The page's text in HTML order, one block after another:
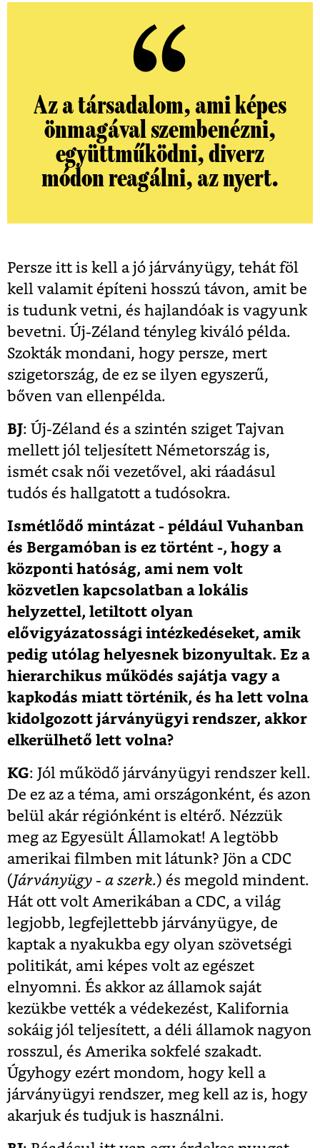
Az a társadalom, ami képes
önmagával szembenézni,
együttműködni, diverz
módon reagálni, az nyert.
Persze itt is kell a jó járványügy, tehát föl
kell valamit építeni hosszú távon, amit be
is tudunk vetni, és hajlandóak is vagyunk
bevetni. Új-Zéland tényleg kiváló példa.
Szokták mondani, hogy persze, mert
szigetország, de ez se ilyen egyszerű,
bőven van ellenpélda.
BJ: Új-Zéland és a szintén sziget Tajvan
mellett jól teljesített Németország is,
ismét csak női vezetővel, aki ráadásul
tudós és hallgatott a tudósokra.
Ismétlődő mintázat - például Vuhanban
és Bergamóban is ez történt -, hogy a
központi hatóság, ami nem volt
közvetlen kapcsolatban a lokális
helyzettel, letiltott olyan
elővigyázatossági intézkedéseket, amik
pedig utólag helyesnek bizonyultak. Ez a
hierarchikus működés sajátja vagy a
kapkodás miatt történik, és ha lett volna
kidolgozott járványügyi rendszer, akkor
elkerülhető lett volna?
KG: Jól működő járványügyi rendszer kell.
De ez az a téma, ami országonként, és azon
belül akár régiónként is eltérő. Nézzük
meg az Egyesült Államokat! A legtöbb
amerikai filmben mit látunk? Jön a CDC
(Járványügy - a szerk.) és megold mindent.
Hát ott volt Amerikában a CDC, a világ
legjobb, legfejlettebb járványügye, de
kaptak a nyakukba egy olyan szövetségi
politikát, ami képes volt az egészet
elnyomni. És akkor az államok saját
kezükbe vették a védekezést, Kalifornia
sokáig jól teljesített, a déli államok nagyon
rosszul, és Amerika sokfelé szakadt.
Úgyhogy ezért mondom, hogy kell a
járványügyi rendszer, meg kell az is, hogy
akarjuk és tudjuk is használni.